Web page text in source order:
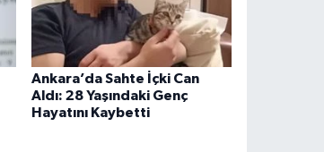
Ankara’da Sahte İçki Can
Aldı: 28 Yaşındaki Genç
Hayatını Kaybetti